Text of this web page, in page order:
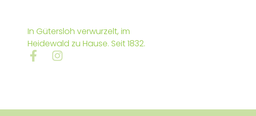
In Gütersloh verwurzelt, im
Heidewald zu Hause. Seit 1832.